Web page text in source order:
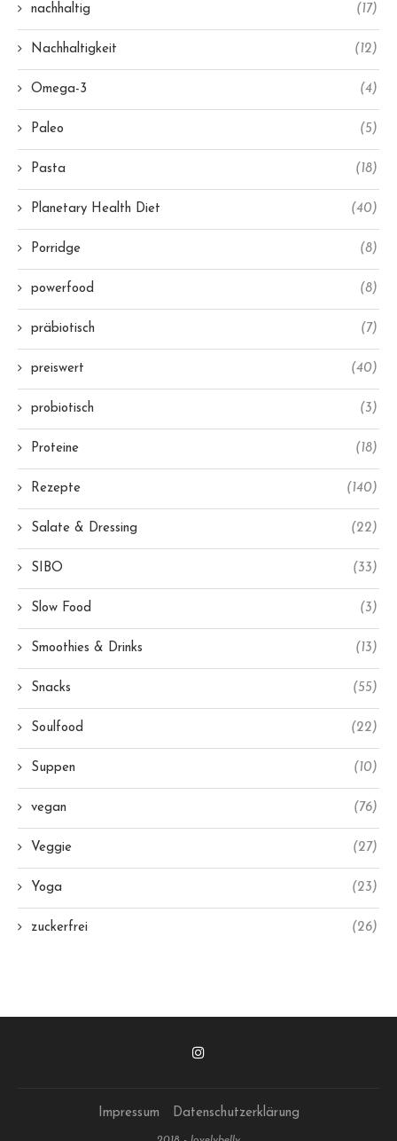
nachhaltig (17)
Nachhaltigkeit (12)
Omega-3 (4)
Paleo (5)
Pasta (18)
Planetary Health Diet (40)
Porridge (8)
powerfood (8)
präbiotisch (7)
preiswert (40)
probiotisch (3)
Proteine (18)
Rezepte (140)
Salate & Dressing (22)
SIBO (33)
Slow Food (3)
Smoothies & Drinks (13)
Snacks (55)
Soulfood (22)
Suppen (10)
vegan (76)
Veggie (27)
Yoga (23)
zuckerfrei (26)
Impressum Datenschutzerklärung